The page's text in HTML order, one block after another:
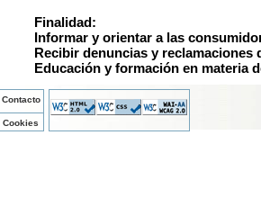
Finalidad:
Informar y orientar a las
Recibir denuncias y reclamaciones
Educación y formación en materia
Contacto
Cookies